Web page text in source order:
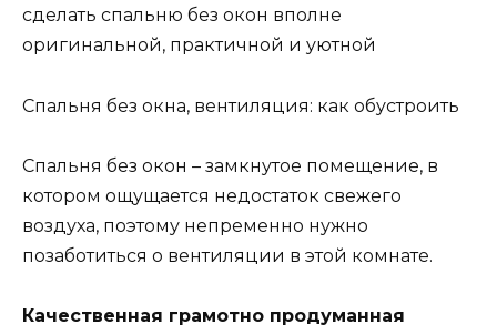
сделать спальню без окон вполне
оригинальной, практичной и уютной
Спальня без окна, вентиляция: как обустроить
Спальня без окон – замкнутое помещение, в
котором ощущается недостаток свежего
воздуха, поэтому непременно нужно
позаботиться о вентиляции в этой комнате.
Качественная грамотно продуманная